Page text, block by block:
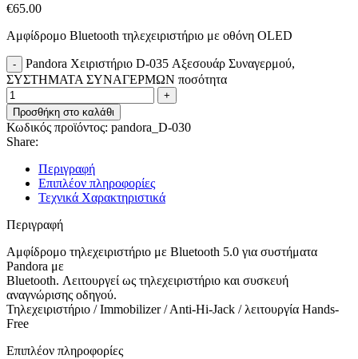
€65.00
Αμφίδρομο Bluetooth τηλεχειριστήριο με οθόνη OLED
Pandora Χειριστήριο D-035 Αξεσουάρ Συναγερμού,
ΣΥΣΤΗΜΑΤΑ ΣΥΝΑΓΕΡΜΩΝ ποσότητα
Προσθήκη στο καλάθι
Κωδικός προϊόντος: pandora_D-030
Share:
Περιγραφή
Επιπλέον πληροφορίες
Τεχνικά Χαρακτηριστικά
Περιγραφή
Αμφίδρομο τηλεχειριστήριο με Bluetooth 5.0 για συστήματα
Pandora με
Bluetooth. Λειτουργεί ως τηλεχειριστήριο και συσκευή
αναγνώρισης οδηγού.
Τηλεχειριστήριο / Immobilizer / Anti-Hi-Jack / λειτουργία Hands-
Free
Επιπλέον πληροφορίες